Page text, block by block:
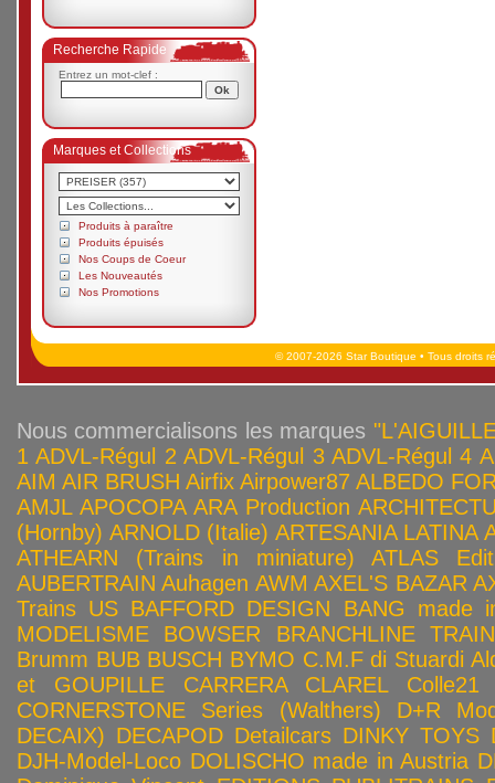
Recherche Rapide
Entrez un mot-clef :
Marques et Collections
Produits à paraître
Produits épuisés
Nos Coups de Coeur
Les Nouveautés
Nos Promotions
© 2007-2026 Star Boutique • Tous droits
Nous commercialisons les marques
1 ADVL-Régul 2 ADVL-Régul 3 ADVL-Régul 4
AIM AIR BRUSH Airfix Airpower87 ALBEDO
AMJL APOCOPA ARA Production
(Hornby) ARNOLD (Italie) ARTESANIA LATINA
ATHEARN (Trains in miniature)
ATLAS
AUBERTRAIN Auhagen AWM AXEL'S BAZAR
Trains US BAFFORD DESIGN
BANG made
MODELISME
BOWSER
BRANCHLINE
Brumm BUB BUSCH BYMO C.M.F di Stuardi
et GOUPILLE
CARRERA CLAREL
Colle21
CORNERSTONE Series (Walthers)
D+R
DECAIX) DECAPOD Detailcars DINKY TOYS
DJH-Model-Loco DOLISCHO made in Austria